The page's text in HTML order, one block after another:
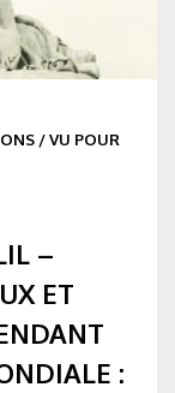
/VU POUR
–
ET
: